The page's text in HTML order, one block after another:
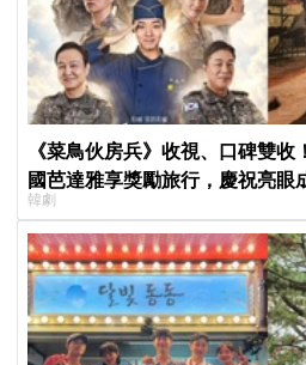
《菜鳥伙房兵》收視、口碑雙
國芭達雅享獎勵旅行，慶祝亮眼
韓劇